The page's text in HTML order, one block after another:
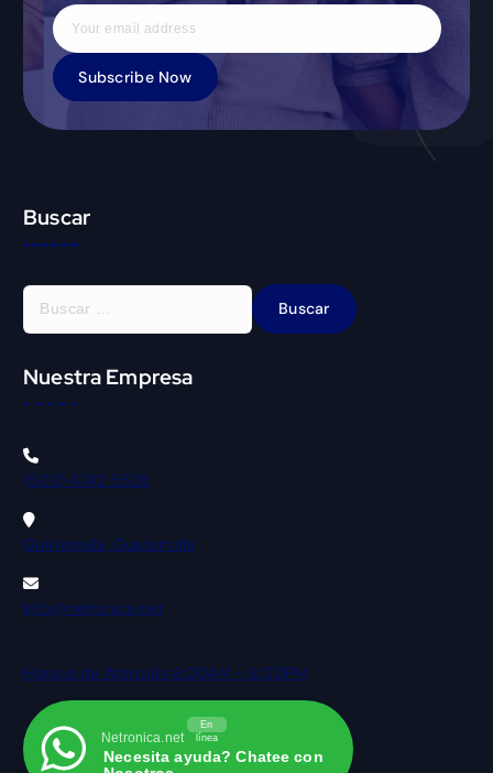
Buscar
Nuestra Empresa
(502) 4742 5528
Guatemala, Guatemala
Info@netronica.net
Horario de Atención 8:00AM - 8:00PM
Netronica.net
En
línea
Necesita ayuda? Chatee con